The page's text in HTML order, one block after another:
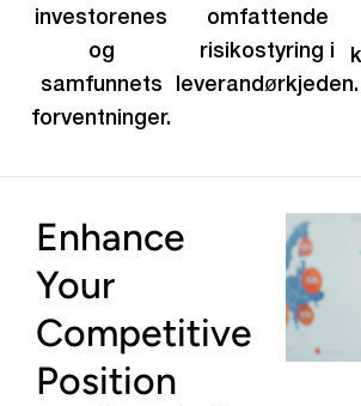
investorenes
og
samfunnets
forventninger.
omfattende
risikostyring i
leverandørkjeden.
Enhance
Your
Competitive
Position